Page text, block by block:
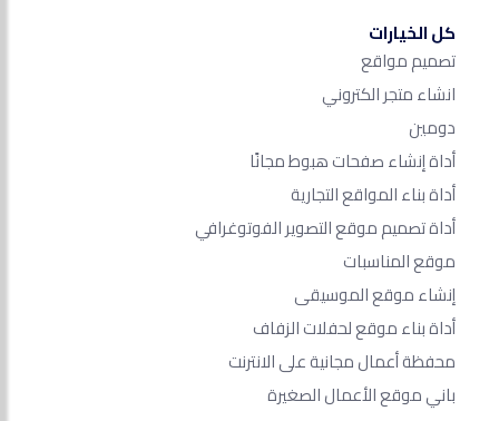
كل الخيارات
تصميم مواقع
انشاء متجر الكتروني
دومين
أداة إنشاء صفحات هبوط مجانًا
أداة بناء المواقع التجارية
أداة تصميم موقع التصوير الفوتوغرافي
موقع المناسبات
إنشاء موقع الموسيقى
أداة بناء موقع لحفلات الزفاف
محفظة أعمال مجانية على الانترنت
باني موقع الأعمال الصغيرة